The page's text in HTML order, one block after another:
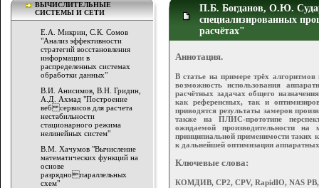
ВЫЧИСЛИТЕЛЬНЫЕ
СИСТЕМЫ И СЕТИ
Е.А. Микрин, С.К. Сомов
"Анализ эффективности
стратегий восстановления
информации в
распределенных системах
обработки данных"
В.И. Анисимов, В.Н. Гридин,
А.Д. Ахмад "Построение
веб сервисов для расчета
нестабильности
стационарного режима
нелинейных систем"
В.М. Хачумов "Вычисление
математических функций на
основе
разряднопараллельных
схем"
П.Б. Богданов, О.Ю.
специализированных
расчётах"
Аннотация.
В статье на примере трёх
возможность использования
расчётных задачах общего
как референсных, так и
приводятся результаты замеров
также на ПЛИС-прототипе
ожидаемой производительности
принципиальной применимости таких
к дальнейшей оптимизации
Ключевые слова:
КОМДИВ, CP2, CPV, RapidIO, NAS